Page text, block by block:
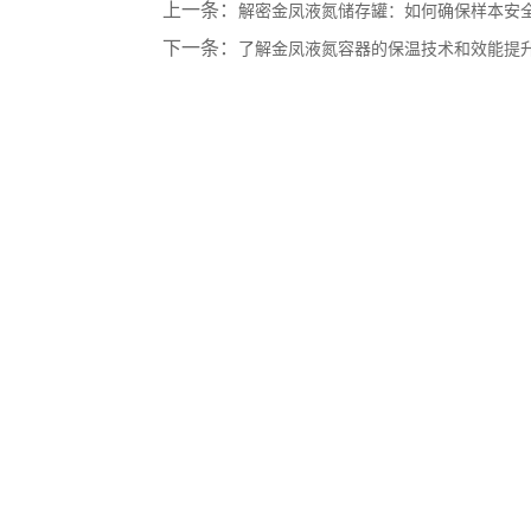
上一条： 解密金凤液氮储存罐：如何确保样本安
下一条： 了解金凤液氮容器的保温技术和效能提